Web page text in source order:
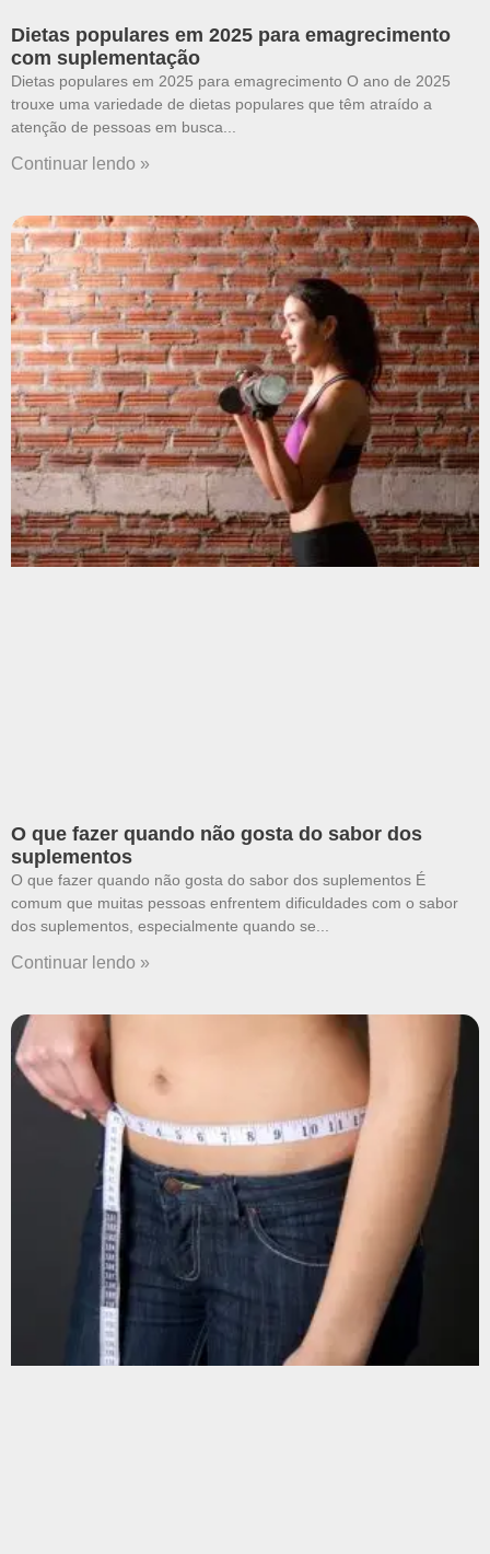
Dietas populares em 2025 para emagrecimento
com suplementação
Dietas populares em 2025 para emagrecimento O ano de 2025
trouxe uma variedade de dietas populares que têm atraído a
atenção de pessoas em busca
Continuar lendo »
O que fazer quando não gosta do sabor dos
suplementos
O que fazer quando não gosta do sabor dos suplementos É
comum que muitas pessoas enfrentem dificuldades com o sabor
dos suplementos, especialmente quando se
Continuar lendo »